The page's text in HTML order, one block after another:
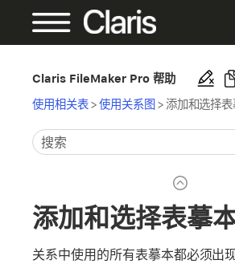
Claris FileMaker Pro 帮助
使用相关表>使用关系图 >添加和选择
添加和选择表摹
关系中使用的所有表摹本都必须出